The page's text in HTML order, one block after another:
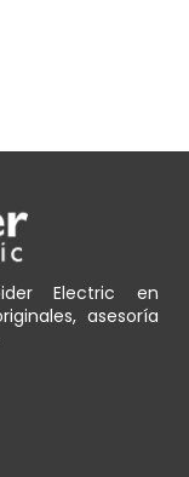
Electric en
asesoría